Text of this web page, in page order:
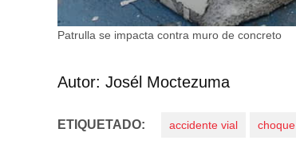
Patrulla se impacta contra muro de concreto
Autor: Josél Moctezuma
ETIQUETADO: accidente vial choque